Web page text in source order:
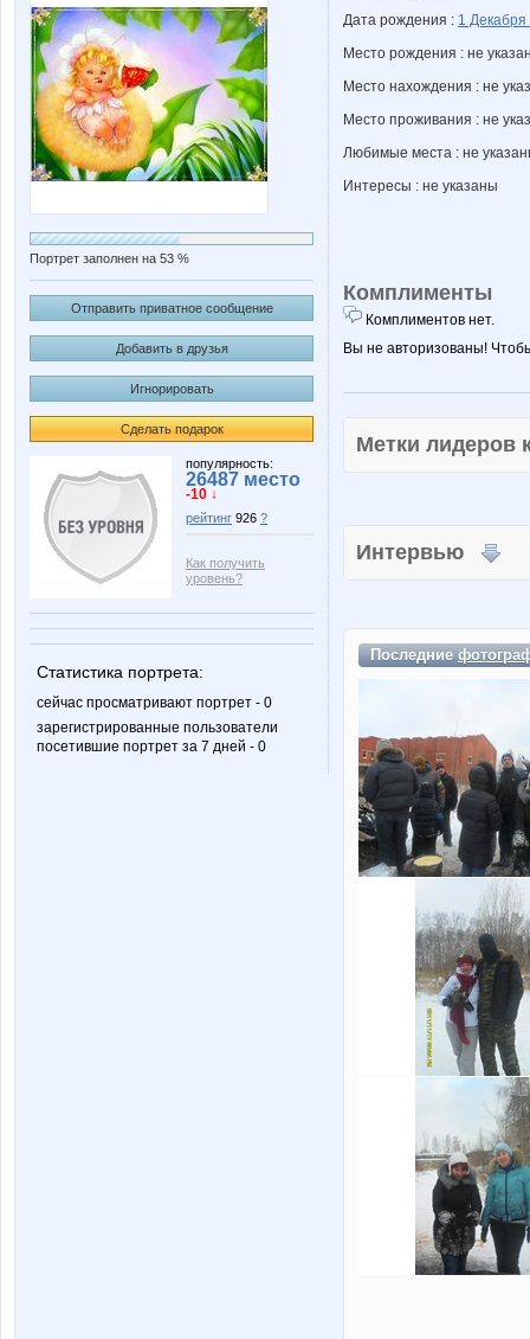
Портрет заполнен на 53 %
Отправить приватное сообщение
Добавить в друзья
Игнорировать
Сделать подарок
популярность:
26487 место
-10 ↓
рейтинг 926 ?
Как получить
уровень?
Статистика портрета:
сейчас просматривают портрет - 0
зарегистрированные пользователи
посетившие портрет за 7 дней - 0
Дата рождения : 1 Декабря
Место рождения : не
Место нахождения : не
Место проживания : не
Любимые места : не
Интересы : не указаны
Комплименты
Комплиментов нет.
Вы не авторизованы!
Метки
Интервью
Последние